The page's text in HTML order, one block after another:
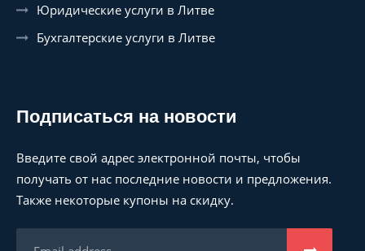
Юридические услуги в Литве
Бухгалтерские услуги в Литве
Подписаться на новости
Введите свой адрес электронной почты, чтобы
получать от нас последние новости и предложения.
Также некоторые купоны на скидку.